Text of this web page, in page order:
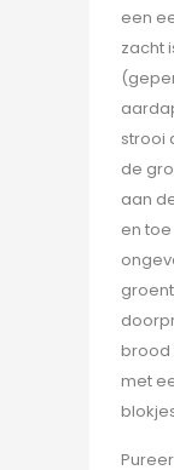
een
zacht
strooi
de
aan
en
brood
met